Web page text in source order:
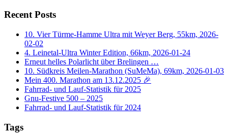
Recent Posts
10. Vier Türme-Hamme Ultra mit Weyer Berg, 55km, 2026-
02-02
4. Leinetal-Ultra Winter Edition, 66km, 2026-01-24
Erneut helles Polarlicht über Brelingen …
10. Südkreis Meilen-Marathon (SuMeMa), 69km, 2026-01-03
Mein 400. Marathon am 13.12.2025 🎉
Fahrrad- und Lauf-Statistik für 2025
Gnu-Festive 500 – 2025
Fahrrad- und Lauf-Statistik für 2024
Tags